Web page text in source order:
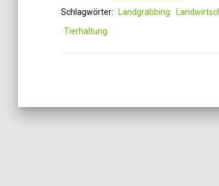
Schlagwörter: Landgrabbing
Tierhaltung